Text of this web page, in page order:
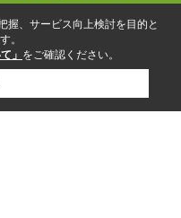
握、サービス向上検討を目的と
。
」 をご確認ください。